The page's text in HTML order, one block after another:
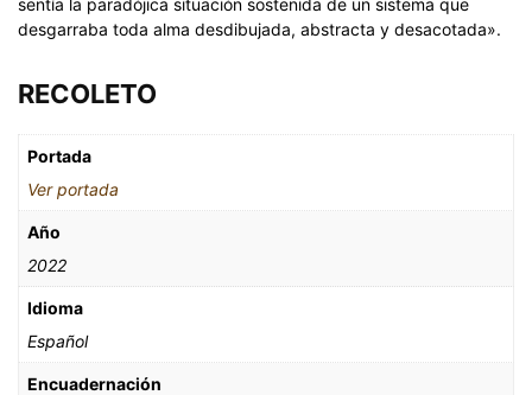
desgarraba toda alma desdibujada, abstracta y desacotada».
RECOLETO
Portada
Ver portada
Año
2022
Idioma
Español
Encuadernación